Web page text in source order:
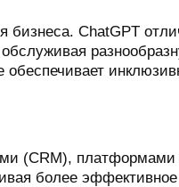
ChatGPT
(CRM), платформами
более